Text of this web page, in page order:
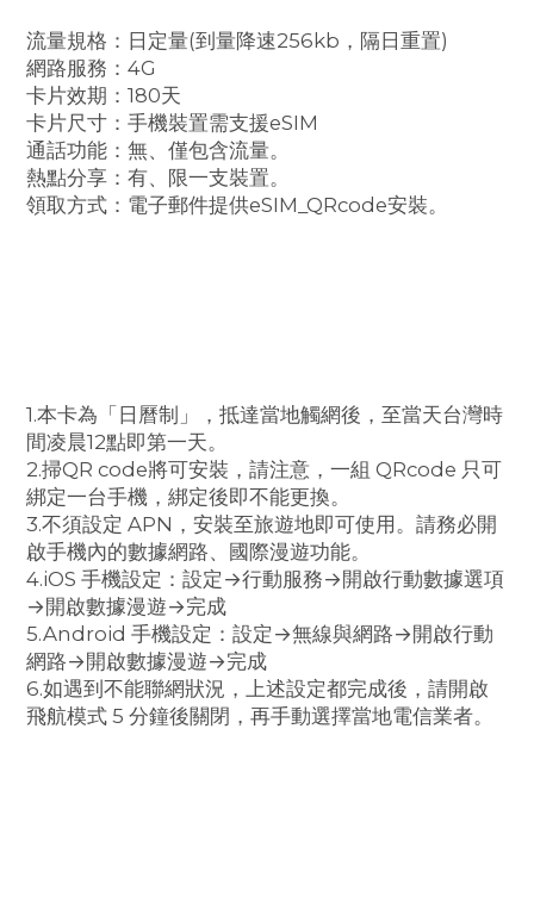
流量規格：日定量(到量降速256kb，隔日重置)
網路服務：4G
卡片效期：180天
卡片尺寸：手機裝置需支援eSIM
通話功能：無、僅包含流量。
熱點分享：有、限一支裝置。
領取方式：電子郵件提供eSIM_QRcode安裝。
1.本卡為「日曆制」，抵達當地觸網後，至當天台灣時
間凌晨12點即第一天。
2.掃QR code將可安裝，請注意，一組 QRcode 只可
綁定一台手機，綁定後即不能更換。
3.不須設定 APN，安裝至旅遊地即可使用。請務必開
啟手機內的數據網路、國際漫遊功能。
4.iOS 手機設定：設定→行動服務→開啟行動數據選項
→開啟數據漫遊→完成
5.Android 手機設定：設定→無線與網路→開啟行動
網路→開啟數據漫遊→完成
6.如遇到不能聯網狀況，上述設定都完成後，請開啟
飛航模式 5 分鐘後關閉，再手動選擇當地電信業者。